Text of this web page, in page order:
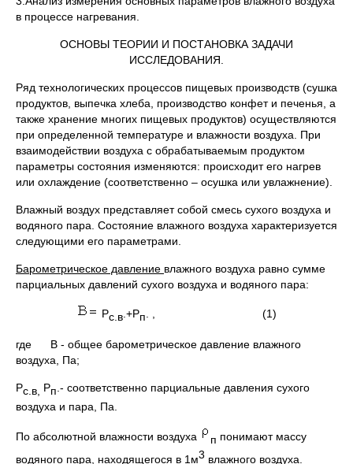
в процессе нагревания.
ОСНОВЫ ТЕОРИИ И ПОСТАНОВКА ЗАДАЧИ
ИССЛЕДОВАНИЯ.
Ряд технологических процессов пищевых производств (сушка
продуктов, выпечка хлеба, производство конфет и печенья, а
также хранение многих пищевых продуктов) осуществляются
при определенной температуре и влажности воздуха. При
взаимодействии воздуха с обрабатываемым продуктом
параметры состояния изменяются: происходит его нагрев
или охлаждение (соответственно – осушка или увлажнение).
Влажный воздух представляет собой смесь сухого воздуха и
водяного пара. Состояние влажного воздуха характеризуется
следующими его параметрами.
Барометрическое давление влажного воздуха равно сумме
парциальных давлений сухого воздуха и водяного пара:
Рс.в .+Рп . , (1)
где В - общее барометрическое давление влажного
воздуха, Па;
Рс.в, Рп .- соответственно парциальные давления сухого
воздуха и пара, Па.
По абсолютной влажности воздуха п понимают массу
водяного пара, находящегося в 1м3 влажного воздуха.